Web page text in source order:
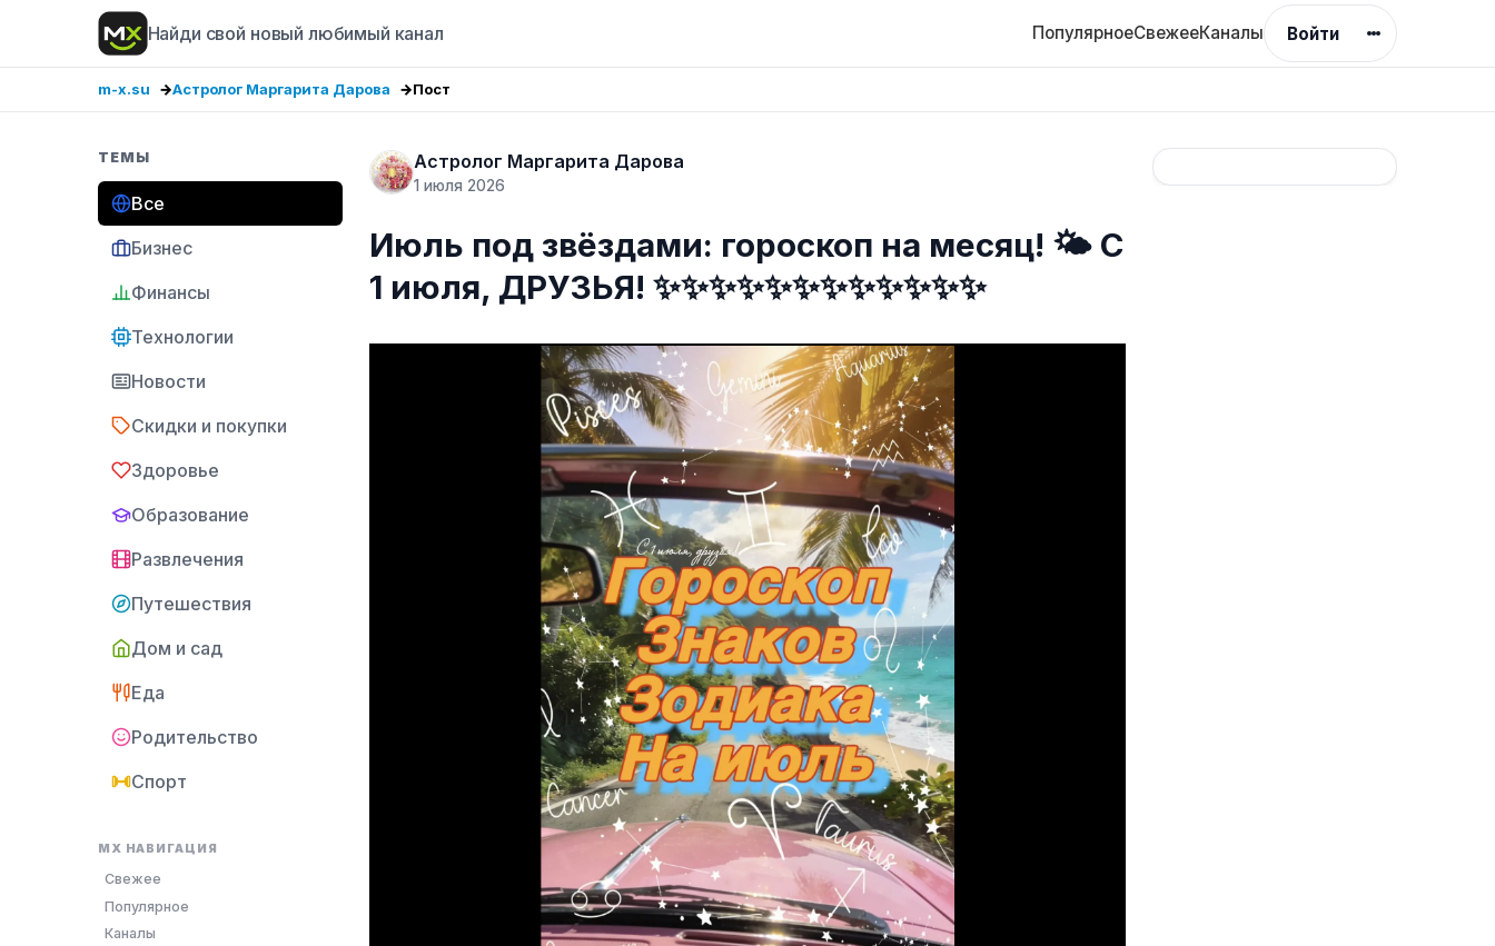
Найди свой новый любимый канал ПопулярноеСвежееКаналы Войти
m-x.su Астролог Маргарита Дарова Пост
ТЕМЫ
Все
Бизнес
Финансы
Технологии
Новости
Скидки и покупки
Здоровье
Образование
Развлечения
Путешествия
Дом и сад
Еда
Родительство
Спорт
MX НАВИГАЦИЯ
Свежее
Популярное
Каналы
Астролог Маргарита Дарова
1 июля 2026
Июль под звёздами: гороскоп на месяц! 🌤️ С
1 июля, ДРУЗЬЯ! ✨✨✨✨✨✨✨✨✨✨✨✨